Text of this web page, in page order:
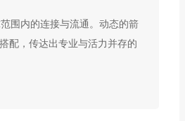
围内的连接与流通。动态的箭
配，传达出专业与活力并存的